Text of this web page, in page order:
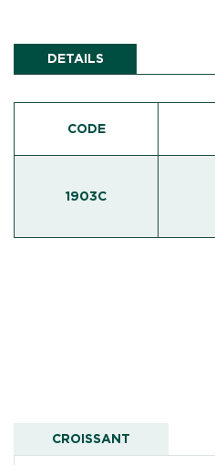
DETAILS
CODE
1903C
CROISSANT